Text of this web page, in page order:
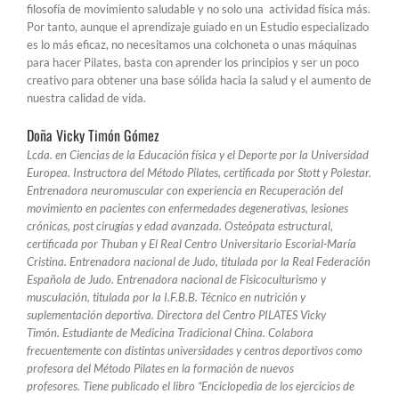
filosofía de movimiento saludable y no solo una actividad física más.
Por tanto, aunque el aprendizaje guiado en un Estudio especializado
es lo más eficaz, no necesitamos una colchoneta o unas máquinas
para hacer Pilates, basta con aprender los principios y ser un poco
creativo para obtener una base sólida hacia la salud y el aumento de
nuestra calidad de vida.
Doña Vicky Timón Gómez
Lcda. en Ciencias de la Educación física y el Deporte por la Universidad
Europea. Instructora del Método Pilates, certificada por Stott y Polestar.
Entrenadora neuromuscular con experiencia en Recuperación del
movimiento en pacientes con enfermedades degenerativas, lesiones
crónicas, post cirugías y edad avanzada. Osteópata estructural,
certificada por Thuban y El Real Centro Universitario Escorial-María
Cristina. Entrenadora nacional de Judo, titulada por la Real Federación
Española de Judo. Entrenadora nacional de Fisicoculturismo y
musculación, titulada por la I.F.B.B. Técnico en nutrición y
suplementación deportiva. Directora del Centro PILATES Vicky
Timón. Estudiante de Medicina Tradicional China. Colabora
frecuentemente con distintas universidades y centros deportivos como
profesora del Método Pilates en la formación de nuevos
profesores. Tiene publicado el libro “Enciclopedia de los ejercicios de